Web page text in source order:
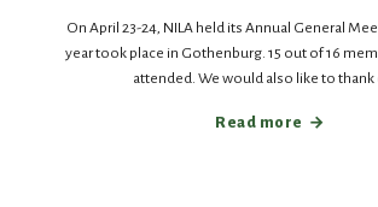
On April 23-24, NILA held its Annual General
year took place in Gothenburg. 15 out of 16
attended. We would also like to thank
Read more